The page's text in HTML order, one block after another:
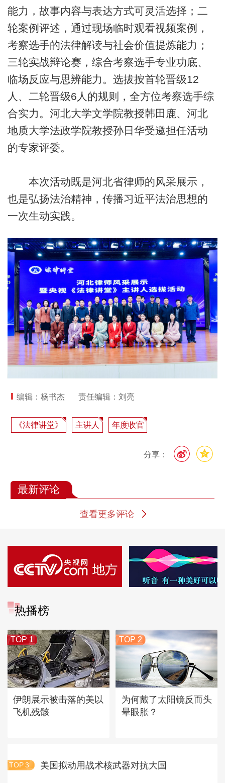
能力，故事内容与表达方式可灵活选择；二
轮案例评述，通过现场临时观看视频案例，
考察选手的法律解读与社会价值提炼能力；
三轮实战辩论赛，综合考察选手专业功底、
临场反应与思辨能力。选拔按首轮晋级12
人、二轮晋级6人的规则，全方位考察选手综
合实力。河北大学文学院教授韩田鹿、河北
地质大学法政学院教授孙日华受邀担任活动
的专家评委。
本次活动既是河北省律师的风采展示，
也是弘扬法治精神，传播习近平法治思想的
一次生动实践。
编辑：杨书杰 责任编辑：刘亮
《法律讲堂》 主讲人 年度收官
分享：
最新评论
查看更多评论
热播榜
TOP 1
伊朗展示被击落的美以
飞机残骸
TOP 2
为何戴了太阳镜反而头
晕眼胀？
TOP 3 美国拟动用战术核武器对抗大国